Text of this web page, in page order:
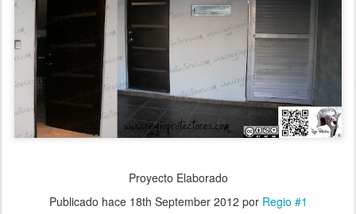
Proyecto Elaborado
Publicado hace 18th September 2012 por Regio #1